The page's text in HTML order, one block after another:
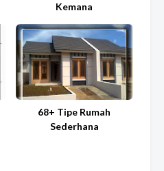
Kemana
68+ Tipe Rumah
Sederhana